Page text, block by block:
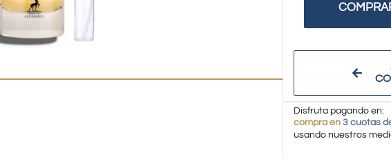
Disfruta pagando en:
compra en 3 cuotas
usando nuestros